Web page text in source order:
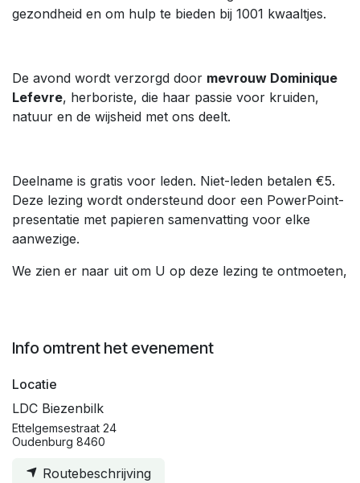
gezondheid en om hulp te bieden bij 1001 kwaaltjes.
De avond wordt verzorgd door mevrouw Dominique
Lefevre, herboriste, die haar passie voor kruiden,
natuur en de wijsheid met ons deelt.
Deelname is gratis voor leden. Niet-leden betalen €5.
Deze lezing wordt ondersteund door een PowerPoint-
presentatie met papieren samenvatting voor elke
aanwezige.
We zien er naar uit om U op deze lezing te ontmoeten,
Info omtrent het evenement
Locatie
LDC Biezenbilk
Ettelgemsestraat 24
Oudenburg 8460
Routebeschrijving